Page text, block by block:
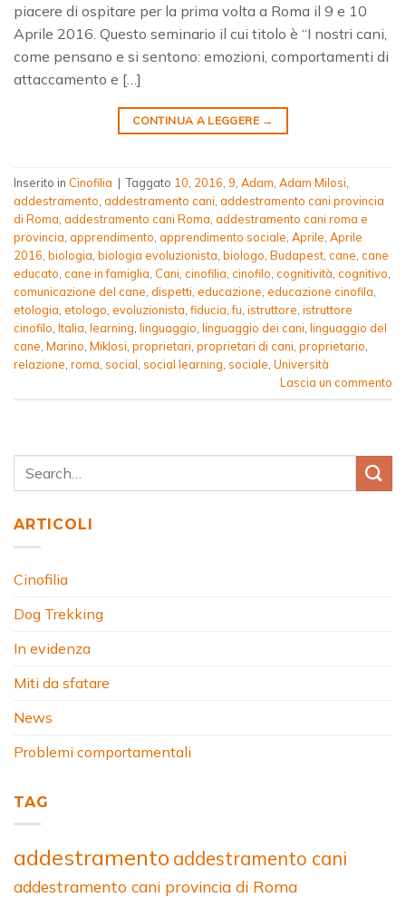
piacere di ospitare per la prima volta a Roma il 9 e 10
Aprile 2016. Questo seminario il cui titolo è “I nostri cani,
come pensano e si sentono: emozioni, comportamenti di
attaccamento e […]
CONTINUA A LEGGERE →
Inserito in Cinofilia | Taggato 10, 2016, 9, Adam, Adam Milosi,
addestramento, addestramento cani, addestramento cani provincia
di Roma, addestramento cani Roma, addestramento cani roma e
provincia, apprendimento, apprendimento sociale, Aprile, Aprile
2016, biologia, biologia evoluzionista, biologo, Budapest, cane, cane
educato, cane in famiglia, Cani, cinofilia, cinofilo, cognitività, cognitivo,
comunicazione del cane, dispetti, educazione, educazione cinofila,
etologia, etologo, evoluzionista, fiducia,fu, istruttore, istruttore
cinofilo, Italia, learning, linguaggio, linguaggio dei cani, linguaggio del
cane, Marino, Miklosi, proprietari, proprietari di cani, proprietario,
relazione, roma, social, social learning, sociale, Università
Lascia un commento
ARTICOLI
Cinofilia
Dog Trekking
In evidenza
Miti da sfatare
News
Problemi comportamentali
TAG
addestramento addestramento cani
addestramento cani provincia di Roma